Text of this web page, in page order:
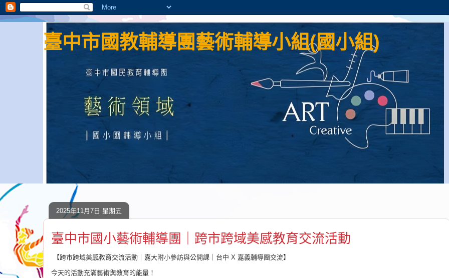
臺中市國教輔導團藝術輔導小組(國小組)
2025年11月7日 星期五
臺中市國小藝術輔導團｜跨市跨域美感教育交流活動
【跨市跨域美感教育交流活動｜嘉大附小參訪與公開課｜台中 X 嘉義輔導團交流】
今天的活動充滿藝術與教育的能量！